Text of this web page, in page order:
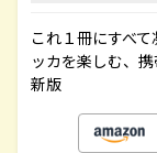
これ１冊にすべ
ッカを楽しむ、
新版